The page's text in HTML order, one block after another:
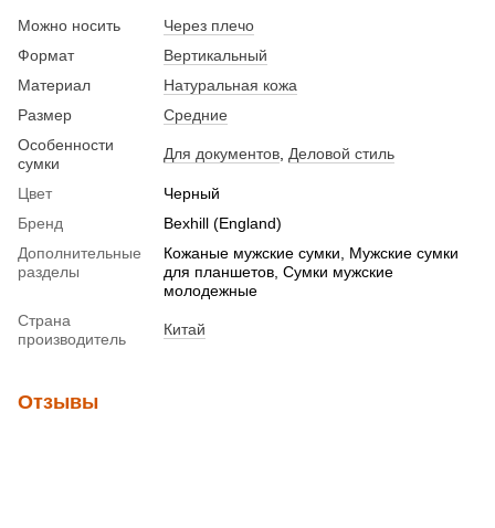
Можно носить
Через плечо
Формат
Вертикальный
Материал
Натуральная кожа
Размер
Средние
Особенности
сумки
Для документов Деловой стиль
Цвет
Черный
Бренд
Bexhill (England)
Дополнительные
разделы
Кожаные мужские сумки, Мужские сумки
для планшетов, Сумки мужские
молодежные
Страна
производитель
Китай
Отзывы